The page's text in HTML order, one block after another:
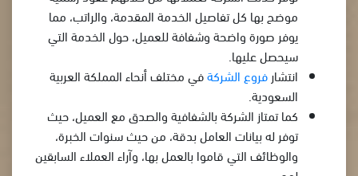
موضح بها كل تفاصيل الخدمة المقدمة، والراتب، مما
يوفر صورة واضحة وشفافة للعميل، حول الخدمة التي
سيحصل عليها.
انتشارفروع الشركةفي مختلف أنحاء المملكة العربية
السعودية.
كما تمتاز الشركة بالشفافية والصدق مع العميل، حيث
توفر له بيانات العامل بدقة، من حيث سنوات الخبرة،
والوظائف التي قاموا بالعمل بها، وآراء العملاء السابقين